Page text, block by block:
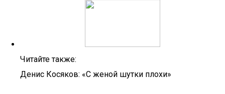
Читайте также:
Денис Косяков: «С женой шутки плохи»